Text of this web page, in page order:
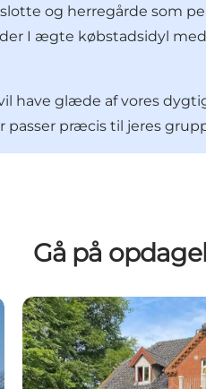
og herregårde som
I ægte købstadsidyl med
have glæde af vores
passer præcis til jeres
Gå på
Busgruppen auf dem